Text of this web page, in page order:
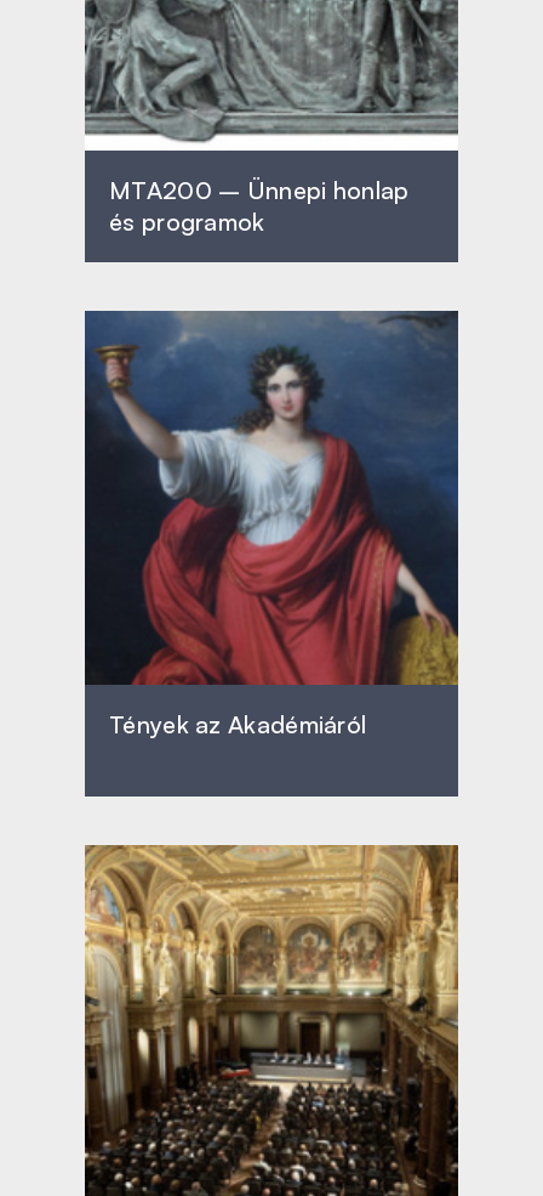
MTA200 – Ünnepi honlap
és programok
Tények az Akadémiáról